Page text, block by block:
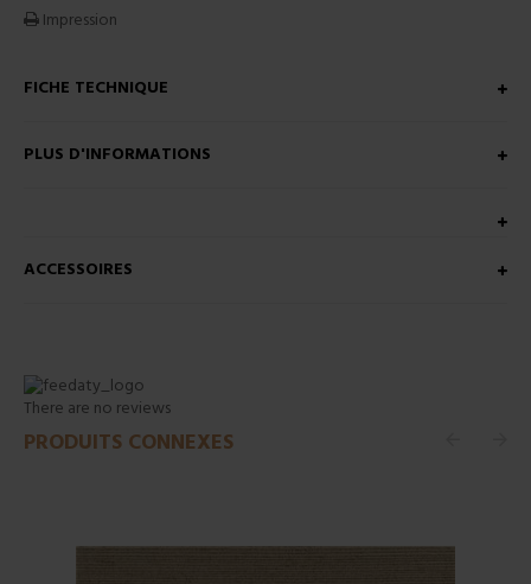
Impression
FICHE TECHNIQUE
PLUS D'INFORMATIONS
ACCESSOIRES
There are no reviews
PRODUITS CONNEXES